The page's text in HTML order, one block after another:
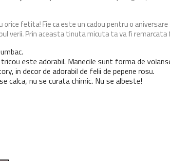
orice fetita! Fie ca este un cadou pentru o
verii. Prin aceasta tinuta micuta ta va fi remarcata
este adorabil. Manecile sunt forma de
in decor de adorabil de felii de pepene rosu.
calca, nu se curata chimic. Nu se albeste!